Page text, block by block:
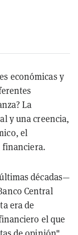
económicas y
La
y una creencia,
el
décadas—
Central
era de
el que